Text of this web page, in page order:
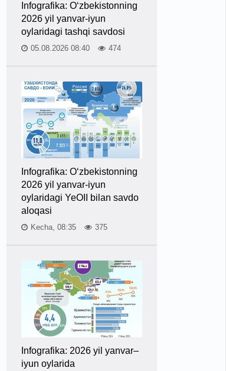
Infografika: O‘zbekistonning
2026 yil yanvar-iyun
oylaridagi tashqi savdosi
05.08.2026 08:40 474
Infografika: O‘zbekistonning
2026 yil yanvar-iyun
oylaridagi YeOII bilan savdo
aloqasi
Kecha, 08:35 375
Infografika: 2026 yil yanvar–
iyun oylarida